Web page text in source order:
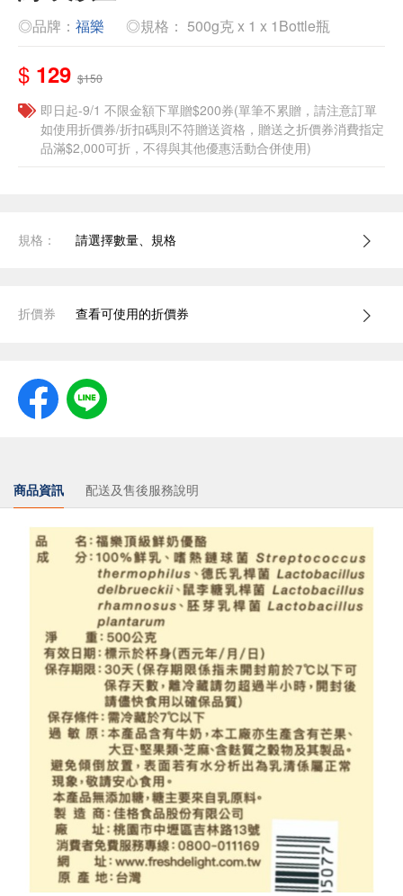
◎品牌： 福樂 ◎規格： 500g克 x 1 x 1Bottle瓶
$ 129 $150
即日起-9/1 不限金額下單贈$200券(單筆不累贈，請注意訂單
如使用折價券/折扣碼則不符贈送資格，贈送之折價券消費指定
品滿$2,000可折，不得與其他優惠活動合併使用)
規格： 請選擇數量、規格
折價券 查看可使用的折價券
商品資訊 配送及售後服務說明